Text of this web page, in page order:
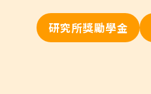
研究所獎勵學金